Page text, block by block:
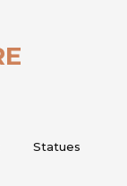
Statues